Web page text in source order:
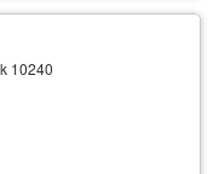
10240